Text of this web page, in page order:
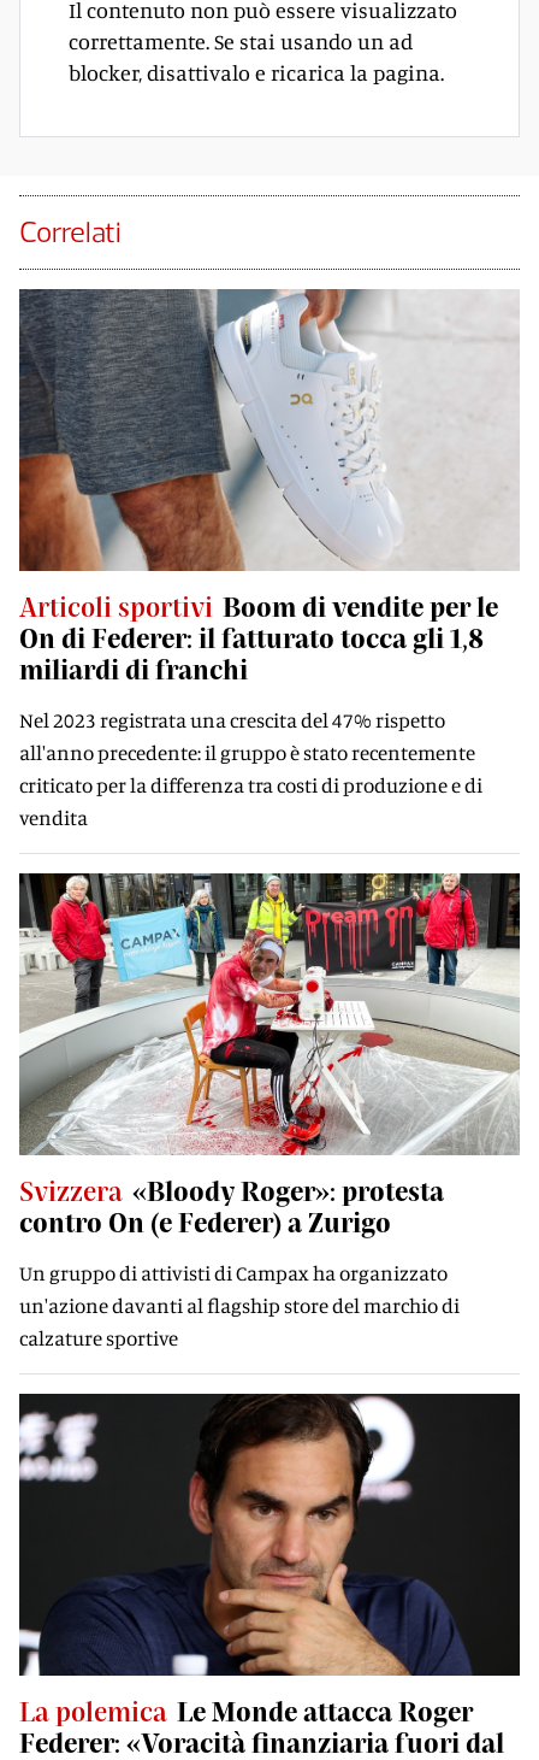
Il contenuto non può essere visualizzato
correttamente. Se stai usando un ad
blocker, disattivalo e ricarica la pagina.
Correlati
Articoli sportivi Boom di vendite per le
On di Federer: il fatturato tocca gli 1,8
miliardi di franchi
Nel 2023 registrata una crescita del 47% rispetto
all'anno precedente: il gruppo è stato recentemente
criticato per la differenza tra costi di produzione e di
vendita
Svizzera «Bloody Roger»: protesta
contro On (e Federer) a Zurigo
Un gruppo di attivisti di Campax ha organizzato
un'azione davanti al flagship store del marchio di
calzature sportive
La polemica Le Monde attacca Roger
Federer: «Voracità finanziaria fuori dal